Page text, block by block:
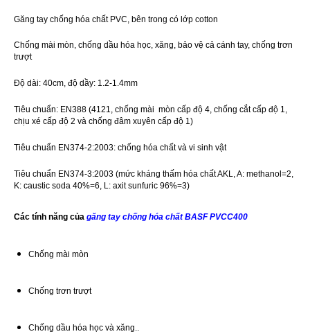
Găng tay chống hóa chất PVC, bên trong có lớp cotton
Chống mài mòn, chống dầu hóa học, xăng, bảo vệ cả cánh tay, chống trơn
trượt
Độ dài: 40cm, độ dầy: 1.2-1.4mm
Tiêu chuẩn: EN388 (4121, chống mài mòn cấp độ 4, chống cắt cấp độ 1,
chịu xé cấp độ 2 và chống đâm xuyên cấp độ 1)
Tiêu chuẩn EN374-2:2003: chống hóa chất và vi sinh vật
Tiêu chuẩn EN374-3:2003 (mức kháng thấm hóa chất AKL, A: methanol=2,
K: caustic soda 40%=6, L: axit sunfuric 96%=3)
Các tính năng của găng tay chống hóa chất BASF PVCC400
Chống mài mòn
Chống trơn trượt
Chống dầu hóa học và xăng..